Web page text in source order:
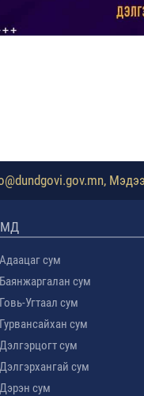
Адаацаг сум
Баянжаргалан сум
Говь-Угтаал сум
Гурвансайхан сум
Дэлгэрцогт сум
Дэлгэрхангай сум
Дэрэн сум